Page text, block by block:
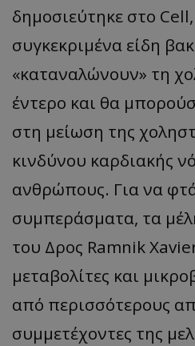
δημοσιεύτηκε στο
συγκεκριμένα είδη
«καταναλώνουν» τη
έντερο και θα
στη μείωση της
κινδύνου καρδιακής
ανθρώπους. Για να
συμπεράσματα, τα
του Δρος Ramnik
μεταβολίτες και
από περισσότερους
συμμετέχοντες της